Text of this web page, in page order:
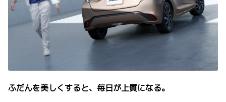
ふだんを美しくすると、毎日が上質になる。